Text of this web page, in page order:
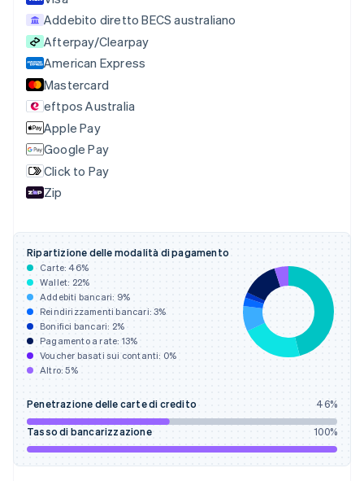
Addebito diretto BECS australiano
Afterpay/Clearpay
American Express
Mastercard
eftpos Australia
Apple Pay
Google Pay
Click to Pay
Zip
Ripartizione delle modalità di pagamento
Carte:46%
Wallet: 22%
Addebiti bancari: 9%
Reindirizzamenti bancari:3%
Bonifici bancari: 2%
Pagamento a rate: 13%
Voucher basati sui contanti: 0%
Altro:5%
Penetrazione delle carte di credito 46%
Tasso di bancarizzazione 100%
Canada
EnglishFrançais
Cina continentale
简体中文 English
English
Croazia
EnglishItaliano
Danimarca
English
Emirati Arabi Uniti
English
Estonia
EnglishSvenska
Francia
Français English
Germania
DeutschEnglish
Giappone
日本語English
Gibilterra
Grecia
English
India
English
Irlanda